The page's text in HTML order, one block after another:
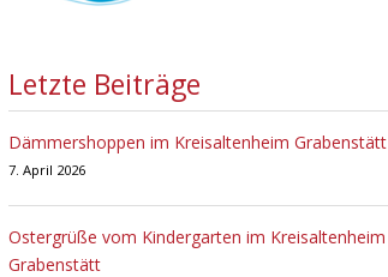
Letzte Beiträge
Dämmershoppen im Kreisaltenheim Grabenstätt
7. April 2026
Ostergrüße vom Kindergarten im Kreisaltenheim
Grabenstätt